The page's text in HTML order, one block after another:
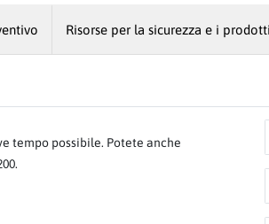
Risorse per la sicurezza e i prodotti
tempo possibile. Potete anche